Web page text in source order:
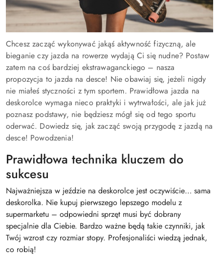
Chcesz zacząć wykonywać jakąś aktywność fizyczną, ale
bieganie czy jazda na rowerze wydają Ci się nudne? Postaw
zatem na coś bardziej ekstrawaganckiego – nasza
propozycja to jazda na desce! Nie obawiaj się, jeżeli nigdy
nie miałeś styczności z tym sportem. Prawidłowa jazda na
deskorolce wymaga nieco praktyki i wytrwałości, ale jak już
poznasz podstawy, nie będziesz mógł się od tego sportu
oderwać. Dowiedz się, jak zacząć swoją przygodę z jazdą na
desce! Powodzenia!
Prawidłowa technika kluczem do
sukcesu
Najważniejsza w jeździe na deskorolce jest oczywiście… sama
deskorolka. Nie kupuj pierwszego lepszego modelu z
supermarketu – odpowiedni sprzęt musi być dobrany
specjalnie dla Ciebie. Bardzo ważne będą takie czynniki, jak
Twój wzrost czy rozmiar stopy. Profesjonaliści wiedzą jednak,
co robią!